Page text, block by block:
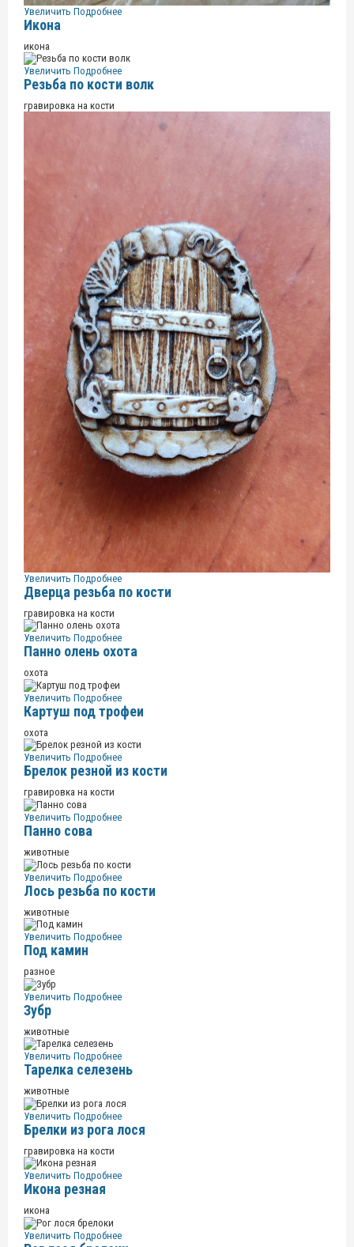
Увеличить Подробнее
Икона
икона
Увеличить Подробнее
Резьба по кости волк
гравировка на кости
Увеличить Подробнее
Дверца резьба по кости
гравировка на кости
Увеличить Подробнее
Панно олень охота
охота
Увеличить Подробнее
Картуш под трофеи
охота
Увеличить Подробнее
Брелок резной из кости
гравировка на кости
Увеличить Подробнее
Панно сова
животные
Увеличить Подробнее
Лось резьба по кости
животные
Увеличить Подробнее
Под камин
разное
Увеличить Подробнее
Зубр
животные
Увеличить Подробнее
Тарелка селезень
животные
Увеличить Подробнее
Брелки из рога лося
гравировка на кости
Увеличить Подробнее
Икона резная
икона
Увеличить Подробнее